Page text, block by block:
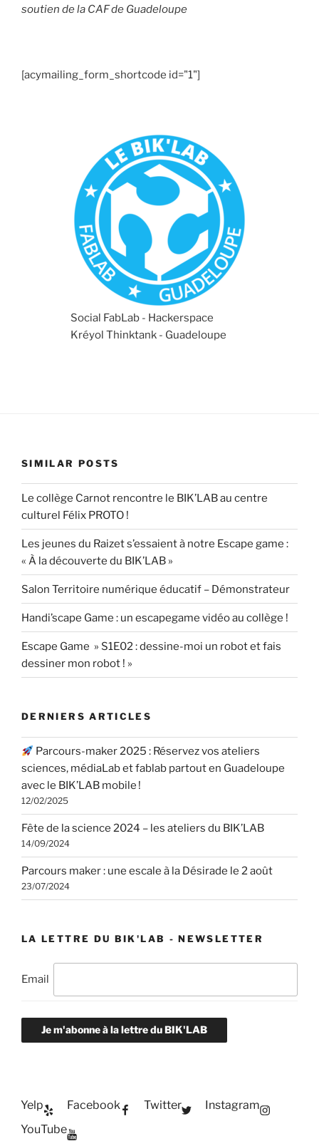
soutien de la CAF de Guadeloupe
[acymailing_form_shortcode id="1"]
Social FabLab - Hackerspace
Kréyol Thinktank - Guadeloupe
SIMILAR POSTS
Le collège Carnot rencontre le BIK’LAB au centre
culturel Félix PROTO !
Les jeunes du Raizet s’essaient à notre Escape game :
« À la découverte du BIK’LAB »
Salon Territoire numérique éducatif – Démonstrateur
Handi’scape Game : un escapegame vidéo au collège !
Escape Game » S1E02 : dessine-moi un robot et fais
dessiner mon robot ! »
DERNIERS ARTICLES
Parcours-maker 2025 : Réservez vos ateliers
sciences, médiaLab et fablab partout en Guadeloupe
avec le BIK’LAB mobile !
12/02/2025
Fête de la science 2024 – les ateliers du BIK’LAB
14/09/2024
Parcours maker : une escale à la Désirade le 2 août
23/07/2024
LA LETTRE DU BIK'LAB - NEWSLETTER
Email
Je m'abonne à la lettre du BIK'LAB
Yelp Facebook Twitter
Instagram
YouTube